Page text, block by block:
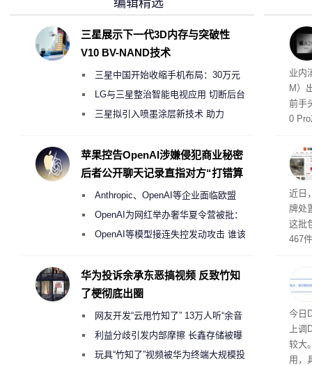
元
业内
M）
前手
0
装
代旗
近日
牌处
这批
467
将
今日
上
较大
用，
编辑精选
三星展示下一代3D内存与突破性
V10 BV-NAND技术
三星中国开始收缩手机布局：30万元
月销售额不达标门店 将被逐步清退
LG与三星整治智能电视应用 切断后台
偷偷共享带宽的违规行为
三星拟引入喷墨涂层新技术 助力
度
苹果控告OpenAI涉嫌侵犯商业秘密
后者公开聊天记录直指对方“打错算
Anthropic、OpenAI等企业面临欧盟
《人工智能法案》全新执法权限审查
OpenAI为网红举办奢华夏令营被批：
2000美元一晚 遭讽“反乌托邦”
OpenAI等模型接连失控发动攻击 谁该
华为投诉余承东恶搞视频 反致竹知
了梗彻底出圈
网友开发“云甩竹知了” 13万人听“余音
绕梁”利益分歧引发内部摩擦 长鑫存储被曝
曾将华为驻场工程师驱逐出研发基地
玩具“竹知了”视频被华为终端大规模投